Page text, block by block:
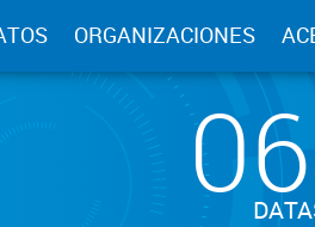
ORGANIZACIONES